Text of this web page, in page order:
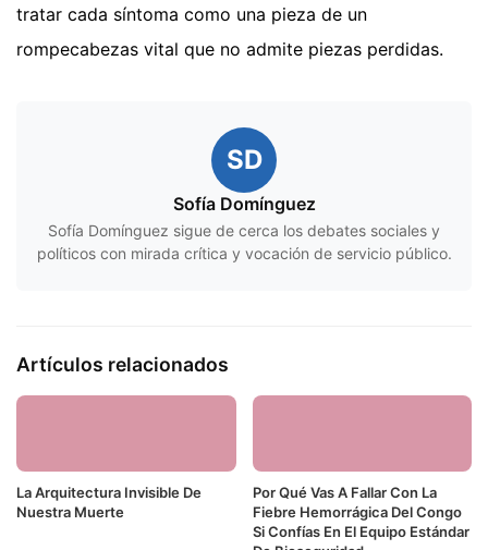
tratar cada síntoma como una pieza de un
rompecabezas vital que no admite piezas perdidas.
SD
Sofía Domínguez
Sofía Domínguez sigue de cerca los debates sociales y
políticos con mirada crítica y vocación de servicio público.
Artículos relacionados
La Arquitectura Invisible De
Nuestra Muerte
Por Qué Vas A Fallar Con La
Fiebre Hemorrágica Del Congo
Si Confías En El Equipo Estándar